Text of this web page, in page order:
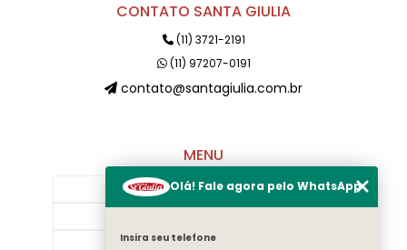
CONTATO SANTA GIULIA
(11) 3721-2191
(11) 97207-0191
contato@santagiulia.com.br
MENU
Início
Galeria
Olá! Fale agora pelo WhatsApp
Insira seu telefone